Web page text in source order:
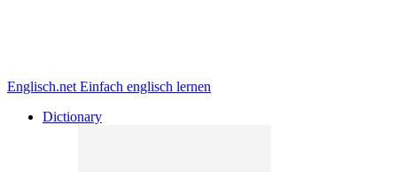
Englisch.net Einfach englisch lernen
Dictionary